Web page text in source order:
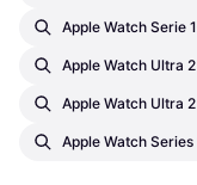
Apple Watch Serie
Apple Watch Ultra
Apple Watch Ultra
Apple Watch Series